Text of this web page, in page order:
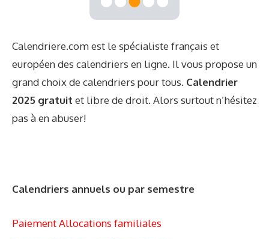
Calendriere.com est le spécialiste français et
européen des calendriers en ligne. Il vous propose un
grand choix de calendriers pour tous. Calendrier
2025 gratuit et libre de droit. Alors surtout n’hésitez
pas à en abuser!
Calendriers annuels ou par semestre
Paiement Allocations familiales